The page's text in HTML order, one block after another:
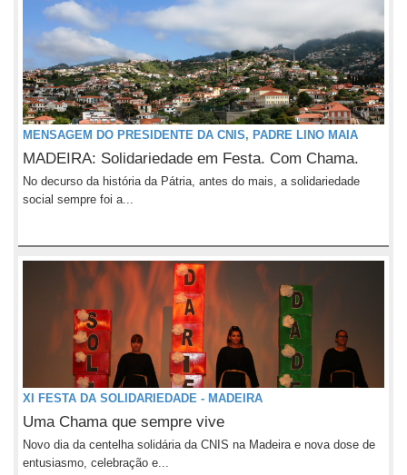
MENSAGEM DO PRESIDENTE DA CNIS, PADRE LINO MAIA
MADEIRA: Solidariedade em Festa. Com Chama.
No decurso da história da Pátria, antes do mais, a solidariedade
social sempre foi a...
XI FESTA DA SOLIDARIEDADE - MADEIRA
Uma Chama que sempre vive
Novo dia da centelha solidária da CNIS na Madeira e nova dose de
entusiasmo, celebração e...